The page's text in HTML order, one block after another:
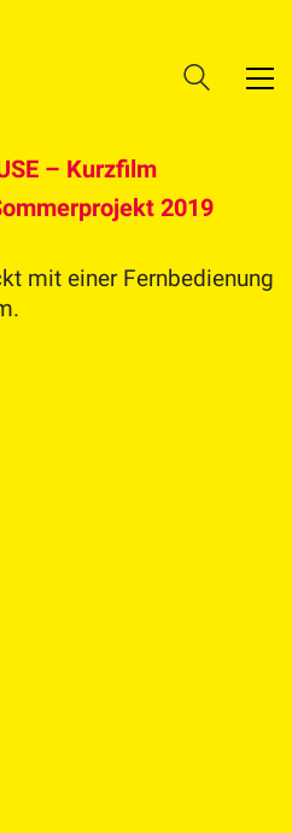
– Kurzfilm
2019
mit einer Fernbedienung